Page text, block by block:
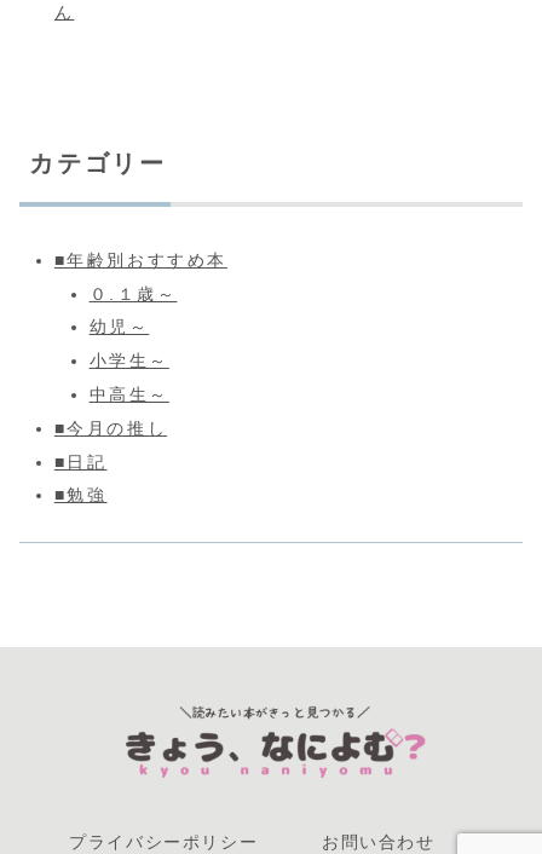
ん
カテゴリー
■年齢別おすすめ本
０.１歳～
幼児～
小学生～
中高生～
■今月の推し
■日記
■勉強
プライバシーポリシー お問い合わせ